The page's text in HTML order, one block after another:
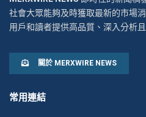
社會大眾能夠及時獲取最新的市場
用戶和讀者提供高品質、深入分析
關於 MERXWIRE NEWS
常用連結